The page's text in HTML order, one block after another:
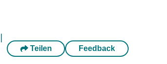
|
Teilen Feedback